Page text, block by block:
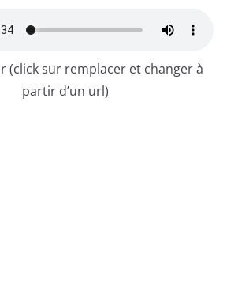
(click sur remplacer et changer à
partir d’un url)